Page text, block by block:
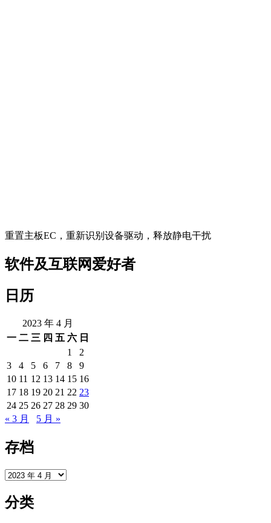
重置主板EC，重新识别设备驱动，释放静电干扰
软件及互联网爱好者
日历
2023 年 4 月
一 二 三 四 五 六 日
1
2
3
4 5 6 7 8
9
10 11 12 13 14 15 16
17 18 19 20 21 22 23
24 25 26 27 28 29 30
« 3 月
5 月 »
存档
存
分类